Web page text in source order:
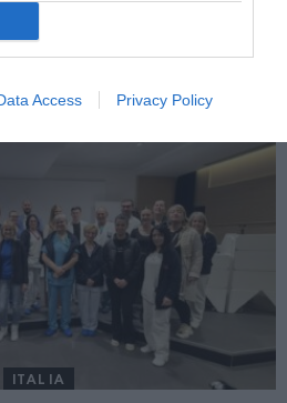
Access Privacy Policy
DORI DE
ITALIA